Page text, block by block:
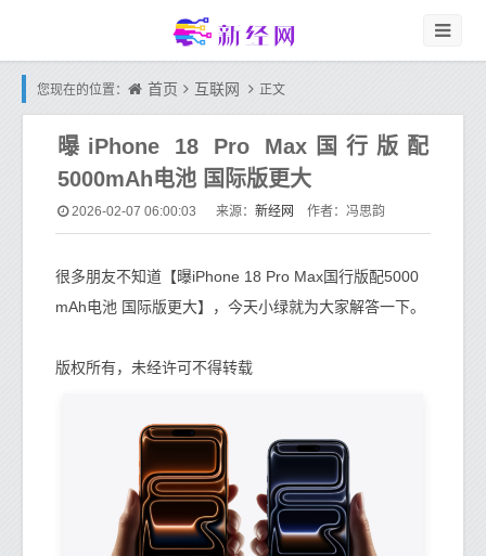
您现在的位置： 首页 互联网 正文
曝iPhone 18 Pro Max国行版配
5000mAh电池 国际版更大
2026-02-07 06:00:03 来源： 新经网 作者：冯思韵
很多朋友不知道【曝iPhone 18 Pro Max国行版配5000
mAh电池 国际版更大】，今天小绿就为大家解答一下。
版权所有，未经许可不得转载